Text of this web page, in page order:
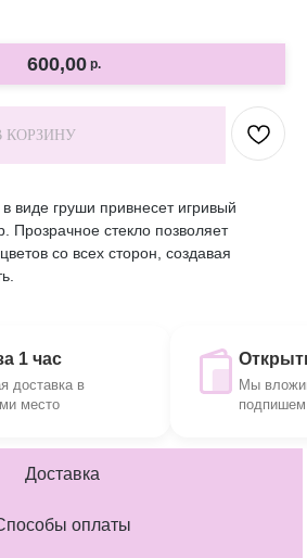
600,00 р.
КОРЗИНУ
виде груши привнесет игривый
Прозрачное стекло позволяет
со всех сторон, создавая
1 час
доставка в
место
Мы
Доставка
оплаты